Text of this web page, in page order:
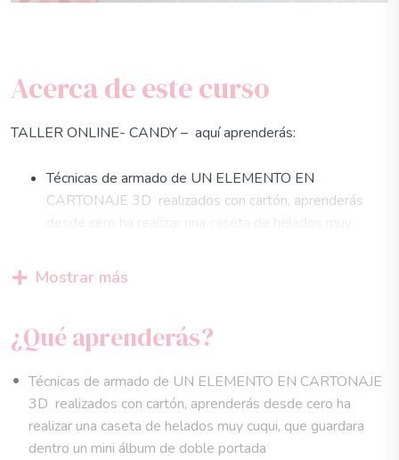
Acerca de este curso
TALLER ONLINE- CANDY – aquí aprenderás:
Técnicas de armado de UN ELEMENTO EN
CARTONAJE 3D realizados con cartón, aprenderás
portada
un techo redondo y un cierre que es una vaso de
malteada mini.
Técnica de estructura en doble portada , para un mini
álbum que guardaremos dentro de la cajita, una
estructura interna de el álbum super sencilla paso a
paso.
Mostrar más
¿Qué aprenderás?
Técnicas de armado de UN ELEMENTO EN CARTONAJE
3D realizados con cartón, aprenderás desde cero ha
realizar una caseta de helados muy cuqui, que guardara
dentro un mini álbum de doble portada